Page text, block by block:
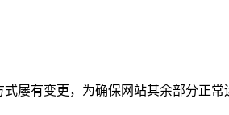
屡有变更，为确保网站其余部分正